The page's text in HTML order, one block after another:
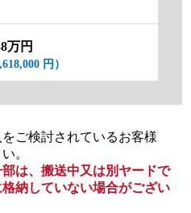
万円
円）
ご検討されているお客様
。
は、搬送中又は別ヤードで
納していない場合がござい